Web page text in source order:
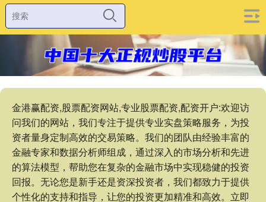
金港赢配资,股票配资网站,专业股票配资,配资开户:欢迎访
问我们的网站，我们专注于提供专业实盘策略服务，为投
资者量身定制高效的交易策略。我们的团队由经验丰富的
金融专家和数据分析师组成，通过深入的市场分析和先进
的算法模型，帮助您在复杂的金融市场中实现稳健的投资
回报。无论您是新手还是资深投资者，我们都致力于提供
个性化的支持和指导，让您的投资更加精准和高效。立即